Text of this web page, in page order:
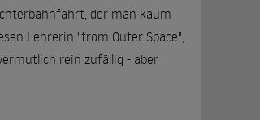
der man kaum
Lehrerin "from Outer Space",
rein zufällig - aber